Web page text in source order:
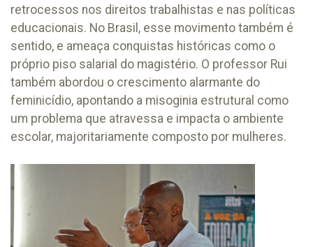
retrocessos nos direitos trabalhistas e nas políticas
educacionais. No Brasil, esse movimento também é
sentido, e ameaça conquistas históricas como o
próprio piso salarial do magistério. O professor Rui
também abordou o crescimento alarmante do
feminicídio, apontando a misoginia estrutural como
um problema que atravessa e impacta o ambiente
escolar, majoritariamente composto por mulheres.